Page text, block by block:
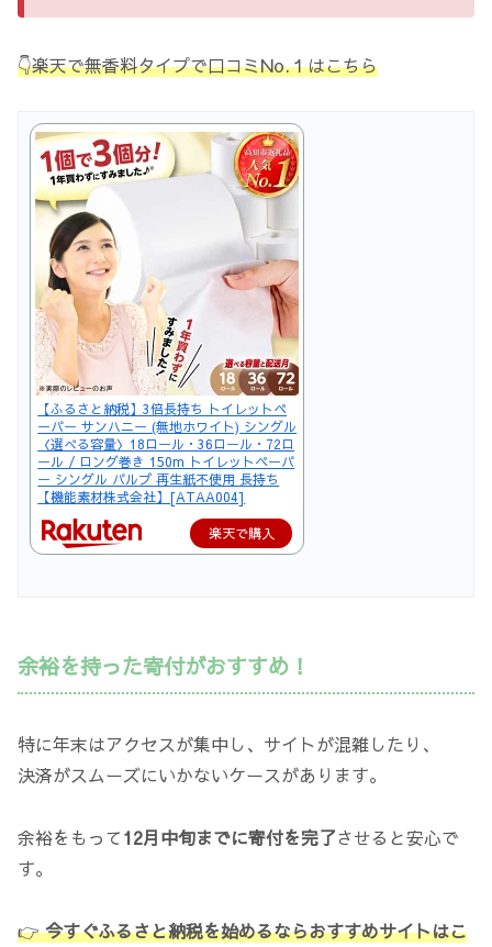
👇楽天で無香料タイプで口コミNo.１はこちら
【ふるさと納税】3倍長持ち トイレットペ
ーパー サンハニー (無地ホワイト) シングル
〈選べる容量〉18ロール・36ロール・72ロ
ール / ロング巻き 150m トイレットペーパ
ー シングル パルプ 再生紙不使用 長持ち
【機能素材株式会社】[ATAA004]
楽天で購入
余裕を持った寄付がおすすめ！
特に年末はアクセスが集中し、サイトが混雑したり、
決済がスムーズにいかないケースがあります。
余裕をもって12月中旬までに寄付を完了させると安心で
す。
👉今すぐふるさと納税を始めるならおすすめサイトはこ